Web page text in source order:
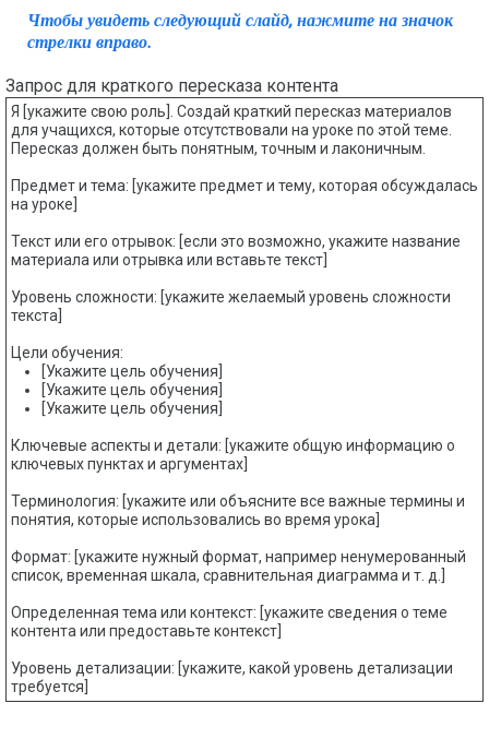
Чтобы увидеть следующий слайд, нажмите на значок
стрелки вправо.
Запрос для краткого пересказа контента
Я [укажите свою роль]. Создай краткий пересказ материалов
для учащихся, которые отсутствовали на уроке по этой теме.
Пересказ должен быть понятным, точным и лаконичным.
Предмет и тема: [укажите предмет и тему, которая обсуждалась
на уроке]
Текст или его отрывок: [если это возможно, укажите название
материала или отрывка или вставьте текст]
Уровень сложности: [укажите желаемый уровень сложности
текста]
Цели обучения:
[Укажите цель обучения]
[Укажите цель обучения]
[Укажите цель обучения]
Ключевые аспекты и детали: [укажите общую информацию о
ключевых пунктах и аргументах]
Терминология: [укажите или объясните все важные термины и
понятия, которые использовались во время урока]
Формат: [укажите нужный формат, например ненумерованный
список, временная шкала, сравнительная диаграмма и т. д.]
Определенная тема или контекст: [укажите сведения о теме
контента или предоставьте контекст]
Уровень детализации: [укажите, какой уровень детализации
требуется]